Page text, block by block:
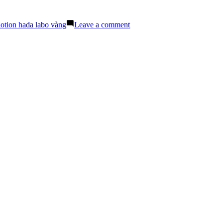
hada labo vàng Leave a commenton